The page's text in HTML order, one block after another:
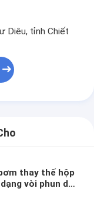
Diêu, tỉnh Chiết
thay thế hộp
vòi phun dài